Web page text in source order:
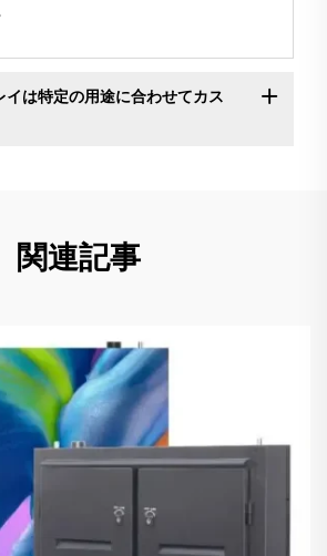
は特定の用途に合わせてカス
関連記事